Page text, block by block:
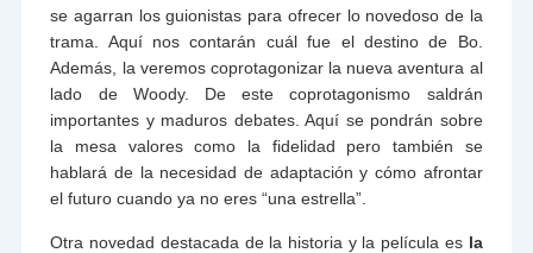
se agarran los guionistas para ofrecer lo novedoso de la
trama. Aquí nos contarán cuál fue el destino de Bo.
Además, la veremos coprotagonizar la nueva aventura al
lado de Woody. De este coprotagonismo saldrán
importantes y maduros debates. Aquí se pondrán sobre
la mesa valores como la fidelidad pero también se
hablará de la necesidad de adaptación y cómo afrontar
el futuro cuando ya no eres “una estrella”.
Otra novedad destacada de la historia y la película es la